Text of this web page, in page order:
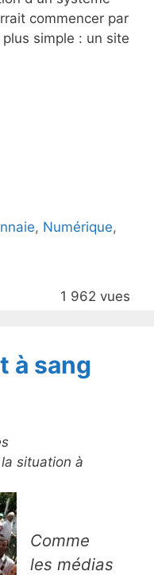
commencer par
simple : un site
, Numérique,
1 962 vues
à sang
situation à
Comme
les médias